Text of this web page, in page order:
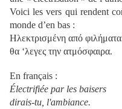
Voici les vers qui rendent
monde d’en bas :
Ηλεκτρισμένη από φιλήματα
θα ‘λεγες την ατμόσφαιρα.
En français :
Électrifiée par les baisers
dirais-tu, l'ambiance.